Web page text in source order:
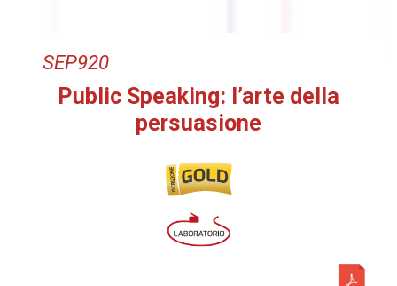
SEP920
Public Speaking: l’arte della
persuasione